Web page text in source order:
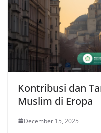
Kontribusi dan
Muslim di Eropa
December 15, 2025